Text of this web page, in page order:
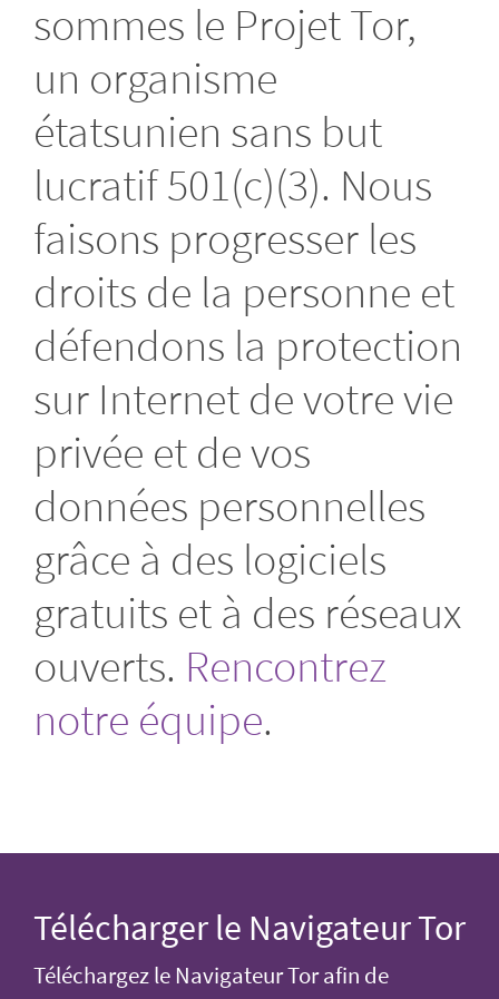
sommes le Projet Tor,
un organisme
étatsunien sans but
lucratif 501(c)(3). Nous
faisons progresser les
droits de la personne et
défendons la protection
sur Internet de votre vie
privée et de vos
données personnelles
grâce à des logiciels
gratuits et à des réseaux
ouverts. Rencontrez
notre équipe.
Télécharger le Navigateur Tor
Téléchargez le Navigateur Tor afin de